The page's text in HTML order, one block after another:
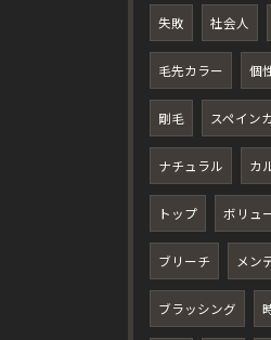
失敗 社会人
毛先カラー 個
剛毛 スペイン
ナチュラル カ
トップ ボリュ
ブリーチ メン
ブラッシング